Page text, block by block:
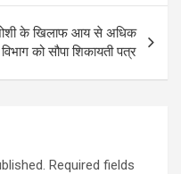
के खिलाफ आय से अधिक
को सौपा शिकायती पत्र
Required fields